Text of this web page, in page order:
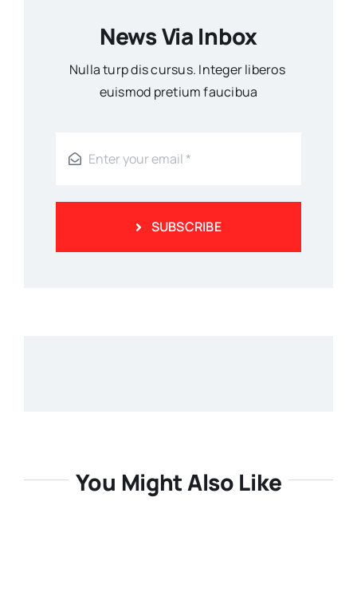
News Via Inbox
Nulla turp dis cursus. Integer liberos
euismod pretium faucibua
SUBSCRIBE
You Might Also Like